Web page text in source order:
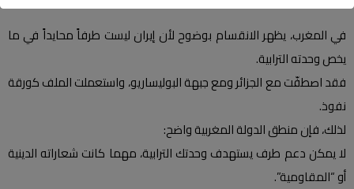
في المغرب، يظهر الانقسام بوضوح لأن إيران ليست طرفاً محايداً في ما
يخص وحدته الترابية.
فقد اصطفّت مع الجزائر ومع جبهة البوليساريو، واستعملت الملف كورقة
نفوذ.
لذلك، فإن منطق الدولة المغربية واضح:
لا يمكن دعم طرف يستهدف وحدتك الترابية، مهما كانت شعاراته الدينية
أو “المقاومية”.